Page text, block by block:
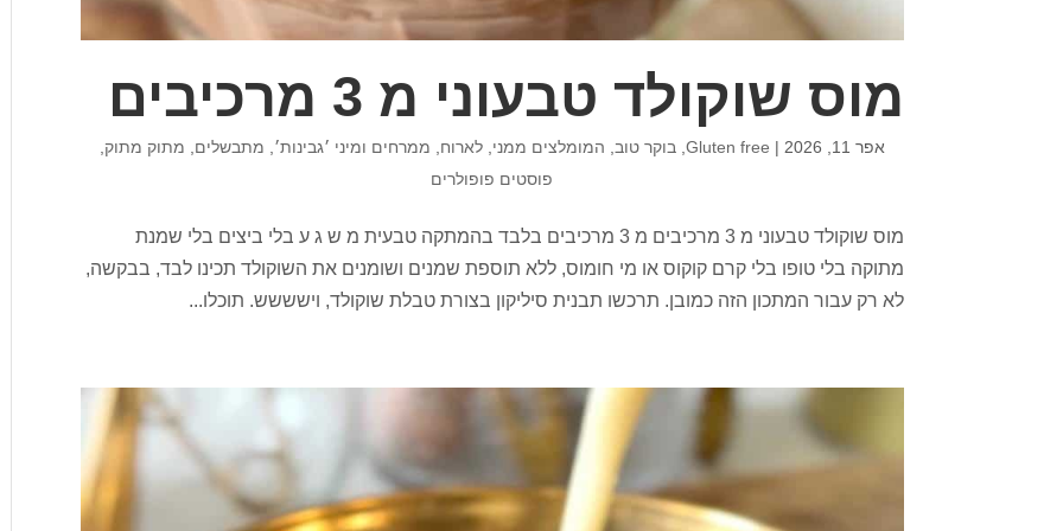
מוס שוקולד טבעוני מ 3 מרכיבים
אפר 11, 2026 |
Gluten free בוקר טוב המומלצים ממני ,לארוח ממרחים ומיני ׳גבינות׳ מתבשלים מתוק מתוק
פוסטים פופולרים
מוס שוקולד טבעוני מ 3 מרכיבים מ 3 מרכיבים בלבד בהמתקה טבעית מ ש ג ע בלי ביצים בלי שמנת
מתוקה בלי טופו בלי קרם קוקוס או מי חומוס, ללא תוספת שמנים ושומנים את השוקולד תכינו לבד, בבקשה,
לא רק עבור המתכון הזה כמובן. תרכשו תבנית סיליקון בצורת טבלת שוקולד, וישששש. תוכלו...